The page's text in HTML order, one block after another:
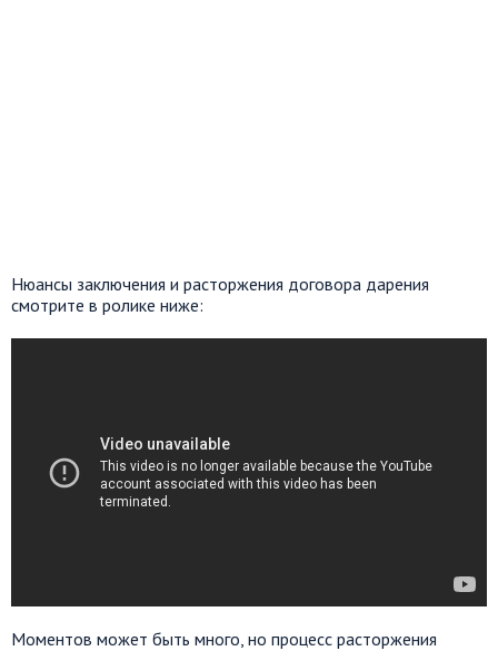
Нюансы заключения и расторжения договора дарения
смотрите в ролике ниже:
Моментов может быть много, но процесс расторжения